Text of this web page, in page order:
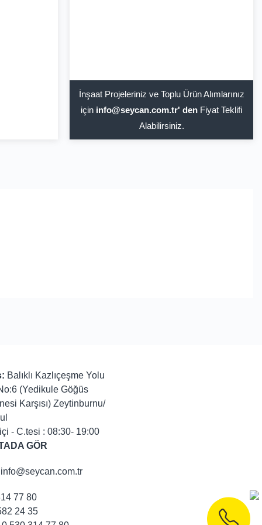
İnşaat Projeleriniz ve Toplu Ürün Alımlarınız
için info@seycan.com.tr' den Fiyat Teklifi
Alabilirsiniz.
Balıklı Kazlıçeşme Yolu
(Yedikule Göğüs
Karşısı) Zeytinburnu/
- C.tesi : 08:30- 19:00
GÖR
77 80
24 35